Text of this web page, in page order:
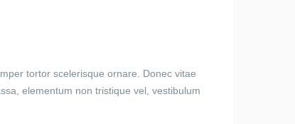
tortor scelerisque ornare. Donec vitae
elementum non tristique vel, vestibulum